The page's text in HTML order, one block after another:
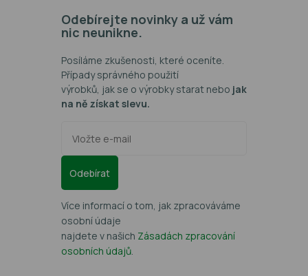
Odebírejte novinky a už vám
nic neunikne.
Posíláme zkušenosti, které oceníte.
Případy správného použití
výrobků, jak se o výrobky starat nebo jak
na ně získat slevu.
Odebírat
Více informací o tom, jak zpracováváme
osobní údaje
najdete v našich Zásadách zpracování
osobních údajů.